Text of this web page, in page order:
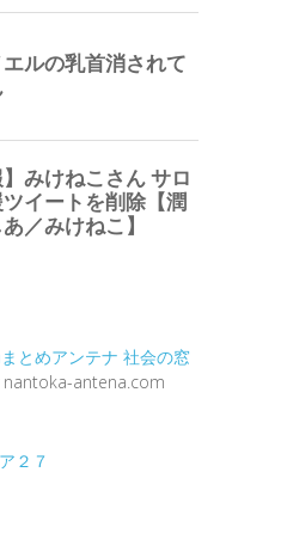
とめアンテナ 社会の窓
antena.com